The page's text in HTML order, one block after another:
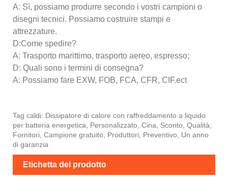
A: Sì, possiamo produrre secondo i vostri campioni o
disegni tecnici. Possiamo costruire stampi e
attrezzature.
D:Come spedire?
A: Trasporto marittimo, trasporto aereo, espresso;
D: Quali sono i termini di consegna?
A: Possiamo fare EXW, FOB, FCA, CFR, CIF.ect
Tag caldi: Dissipatore di calore con raffreddamento a liquido
per batteria energetica, Personalizzato, Cina, Sconto, Qualità,
Fornitori, Campione gratuito, Produttori, Preventivo, Un anno
di garanzia
Etichetta del prodotto